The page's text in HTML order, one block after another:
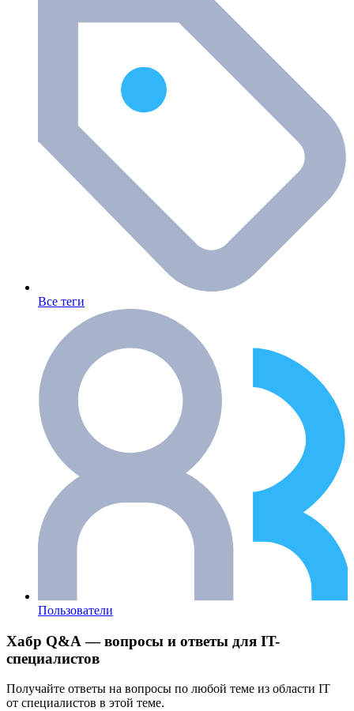
Все теги
Пользователи
Хабр Q&A — вопросы и ответы для IT-
специалистов
Получайте ответы на вопросы по любой теме из области IT
от специалистов в этой теме.